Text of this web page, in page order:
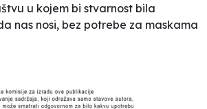
u kojem bi stvarnost bila
nas nosi, bez potrebe za maskama